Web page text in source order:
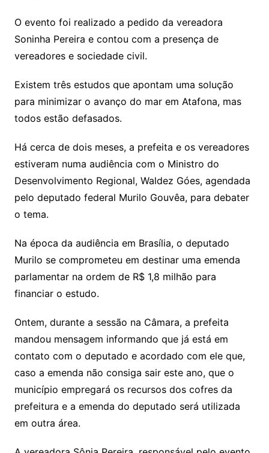
O evento foi realizado a pedido da vereadora
Soninha Pereira e contou com a presença de
vereadores e sociedade civil.
Existem três estudos que apontam uma solução
para minimizar o avanço do mar em Atafona, mas
todos estão defasados.
Há cerca de dois meses, a prefeita e os vereadores
estiveram numa audiência com o Ministro do
Desenvolvimento Regional, Waldez Góes, agendada
pelo deputado federal Murilo Gouvêa, para debater
o tema.
Na época da audiência em Brasília, o deputado
Murilo se comprometeu em destinar uma emenda
parlamentar na ordem de R$ 1,8 milhão para
financiar o estudo.
Ontem, durante a sessão na Câmara, a prefeita
mandou mensagem informando que já está em
contato com o deputado e acordado com ele que,
caso a emenda não consiga sair este ano, que o
município empregará os recursos dos cofres da
prefeitura e a emenda do deputado será utilizada
em outra área.